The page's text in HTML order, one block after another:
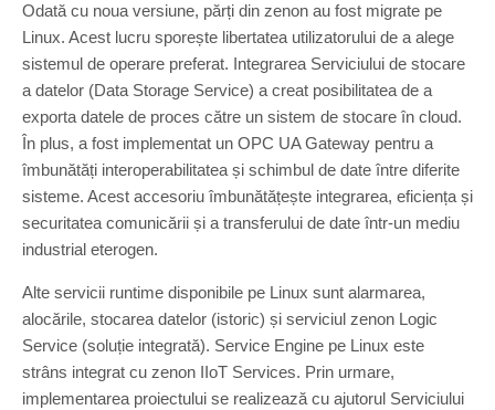
Odată cu noua versiune, părți din zenon au fost migrate pe
Linux. Acest lucru sporește libertatea utilizatorului de a alege
sistemul de operare preferat. Integrarea Serviciului de stocare
a datelor (Data Storage Service) a creat posibilitatea de a
exporta datele de proces către un sistem de stocare în cloud.
În plus, a fost implementat un OPC UA Gateway pentru a
îmbunătăți interoperabilitatea și schimbul de date între diferite
sisteme. Acest accesoriu îmbunătățește integrarea, eficiența și
securitatea comunicării și a transferului de date într-un mediu
industrial eterogen.
Alte servicii runtime disponibile pe Linux sunt alarmarea,
alocările, stocarea datelor (istoric) și serviciul zenon Logic
Service (soluție integrată). Service Engine pe Linux este
strâns integrat cu zenon IIoT Services. Prin urmare,
implementarea proiectului se realizează cu ajutorul Serviciului